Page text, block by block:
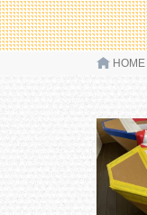
HOME